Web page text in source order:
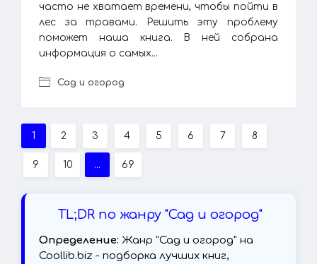
часто не хватает времени, чтобы пойти в
лес за травами. Решить эту проблему
поможет наша книга. В ней собрана
информация о самых...
Сад и огород
1 2 3 4 5 6 7 8
9 10 ... 69
TL;DR по жанру "Сад и огород"
Определение: Жанр "Сад и огород" на
Coollib.biz - подборка лучших книг,